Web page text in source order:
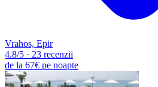
Vrahos, Epir
4.8/5 · 23 recenzii
de la 67€ pe noapte